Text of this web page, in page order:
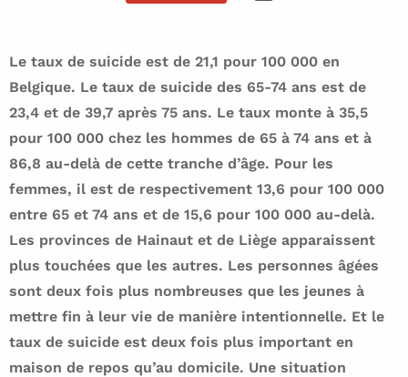
Le taux de suicide est de 21,1 pour 100 000 en
Belgique. Le taux de suicide des 65-74 ans est de
23,4 et de 39,7 après 75 ans. Le taux monte à 35,5
pour 100 000 chez les hommes de 65 à 74 ans et à
86,8 au-delà de cette tranche d’âge. Pour les
femmes, il est de respectivement 13,6 pour 100 000
entre 65 et 74 ans et de 15,6 pour 100 000 au-delà.
Les provinces de Hainaut et de Liège apparaissent
plus touchées que les autres. Les personnes âgées
sont deux fois plus nombreuses que les jeunes à
mettre fin à leur vie de manière intentionnelle. Et le
taux de suicide est deux fois plus important en
maison de repos qu’au domicile. Une situation